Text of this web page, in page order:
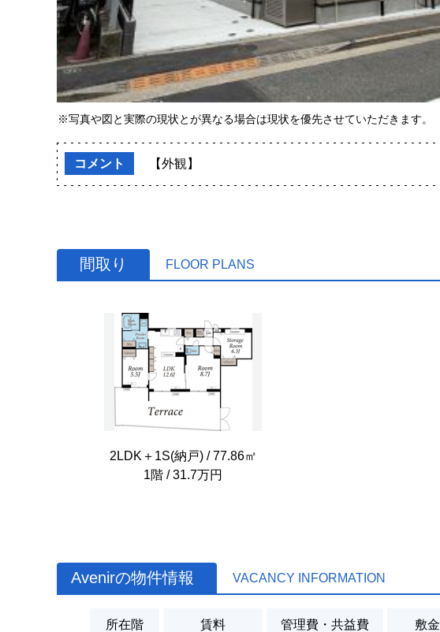
※写真や図と実際の現状とが異なる場合は現状を優先させていただきます。
コメント 【外観】
間取り FLOOR PLANS
2LDK＋1S(納戸) / 77.86㎡
1階 / 31.7万円
Avenirの物件情報 VACANCY INFORMATION
所在階 賃料 管理費・共益費 敷金